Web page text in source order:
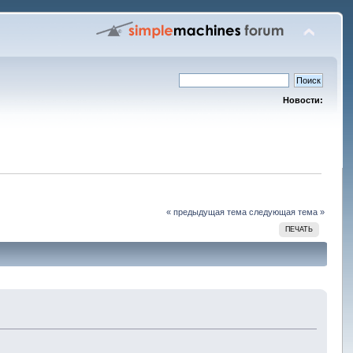
Новости:
« предыдущая тема следующая тема »
ПЕЧАТЬ